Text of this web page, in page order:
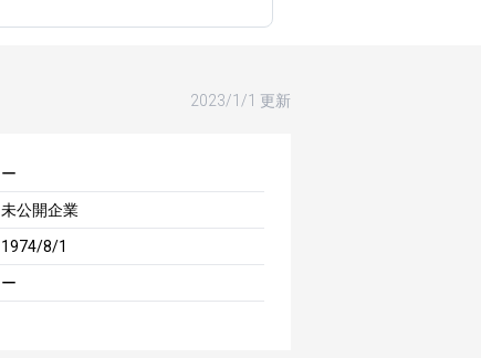
2023/1/1 更新
ー
未公開企業
1974/8/1
ー